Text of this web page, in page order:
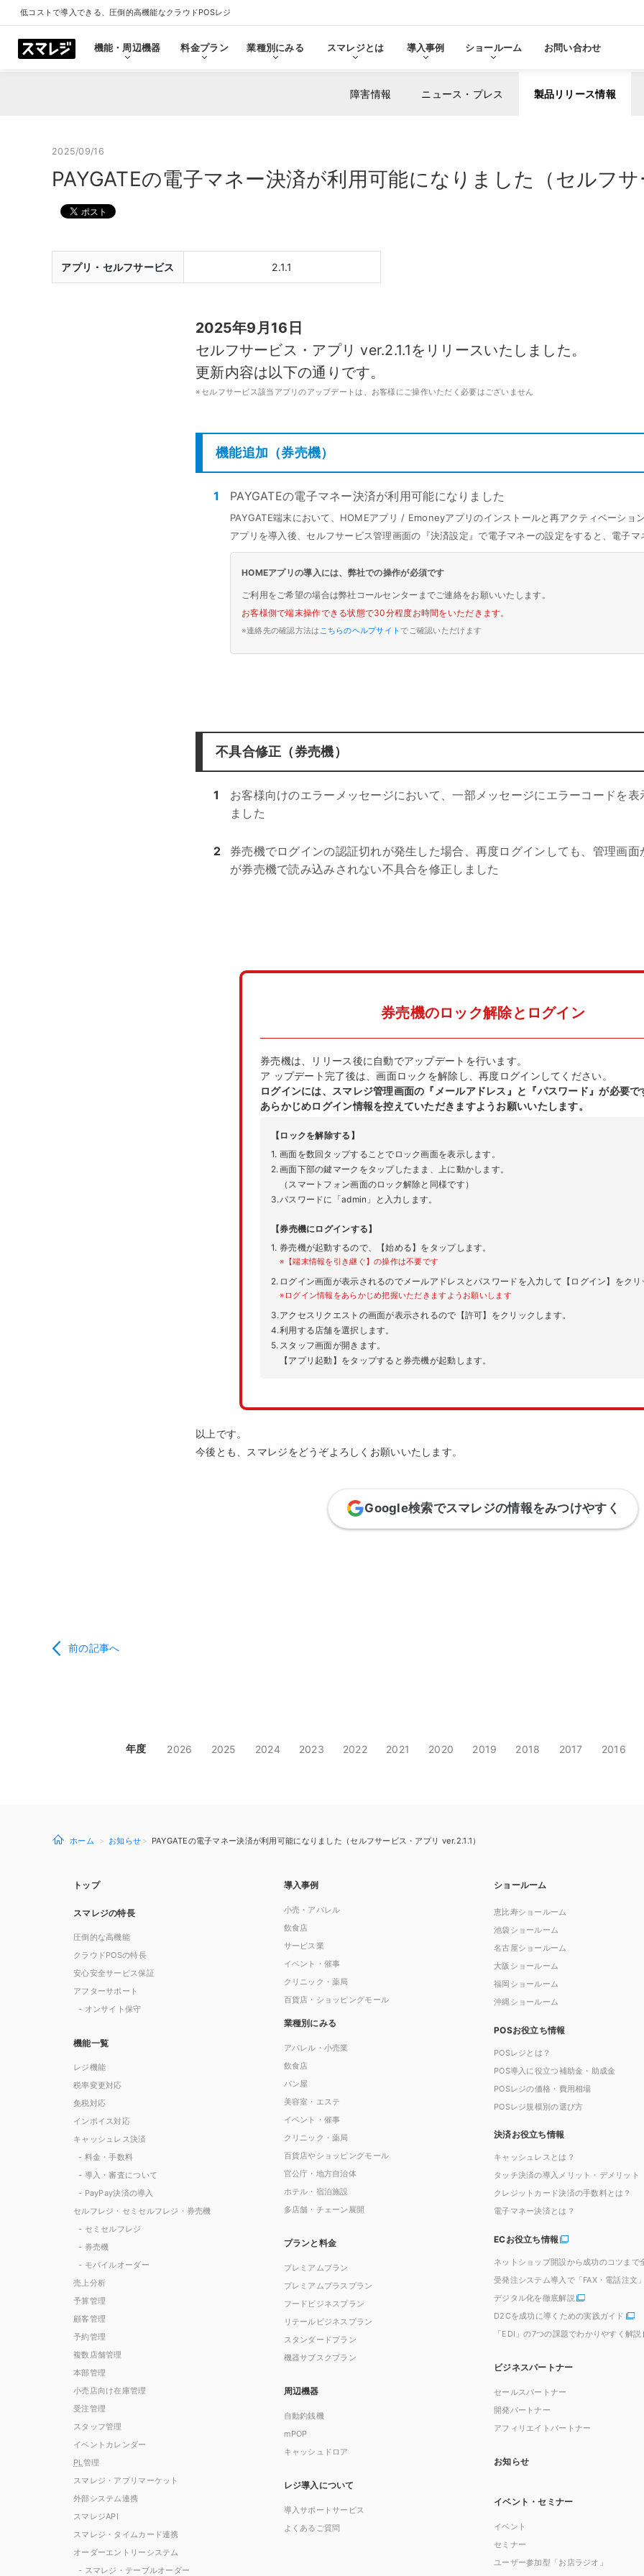
低コストで導入できる、圧倒的高機能なクラウドPOSレジ
機能・周辺機器
機能・周辺機器
キャッシュレス決済
券売機・食券機
拡張機能・
外部システム連携
スマレジ・タイムカード連携
スマレジEC
サポート機能
複数店舗管理
小売店向け在庫管理
イベントカレンダー
PL管理
料金プラン
料金プラン
プレミアムプラス プレミアム
リテールビジネス
その他サー
業種別にみる
業種別にみる
飲食店で使う クリニック・薬局で使う
美容室・エステで使う イベント・催事で使う 官公庁・地方自治体で使う
スマレジとは
スマレジとは
クラウド型POSの特長とは
安心・安全のサービス保証
導入に
導入事例
導入事例
飲食店 クリニック・薬局
イベント・催事
ル
ショールーム
ショールーム
福岡ショールーム
お問い合わせ
障害情報 ニュース・プレス 製品リリース情報
2025/09/16
PAYGATEの電子マネー決済が利用可能になりました（セルフサ
アプリ・セルフサービス 2.1.1
2025年9月16日
セルフサービス・アプリ ver.2.1.1をリリースいたしました。
更新内容は以下の通りです。
※ セルフサービス該当アプリのアップデートは、お客様にご操作いただく必要はございません
機能追加（券売機）
1 PAYGATEの電子マネー決済が利用可能になりました
PAYGATE端末において、HOMEアプリ / Emoneyアプリのインストールと再アクティベーショ
アプリを導入後、セルフサービス管理画面の『決済設定』で電子マネーの設定をすると、電子マ
HOMEアプリの導入には、弊社での操作が必須です
ご利用をご希望の場合は弊社コールセンターまでご連絡をお願いいたします。
お客様側で端末操作できる状態で30分程度お時間をいただきます。
※連絡先の確認方法は こちらのヘルプサイト でご確認いただけます
不具合修正（券売機）
1
お客様向けのエラーメッセージにおいて、一部メッセージにエラーコードを表
ました
2
券売機でログインの認証切れが発生した場合、再度ログインしても、管理画
が券売機で読み込みされない不具合を修正しました
券売機のロック解除とログイン
券売機は、リリース後に自動でアップデートを行います。
ア ップデート完了後は、画面ロックを解除し、再度ログインしてください。
ログインには、スマレジ管理画面の『メールアドレス』と『パスワード』が必要で
あらかじめログイン情報を控えていただきますようお願いいたします。
【ロックを解除する】
1. 画面を数回タップすることでロック画面を表示します。
2. 画面下部の鍵マークをタップしたまま、上に動かします。
（スマートフォン画面のロック解除と同様です）
3. パスワードに「admin」と入力します。
【券売機にログインする】
1. 券売機が起動するので、【始める】をタップします。
※ 【端末情報を引き継ぐ】の操作は不要です
2. ログイン画面が表示されるのでメールアドレスとパスワードを入力して【ログイン】をクリ
※ ログイン情報をあらかじめ把握いただきますようお願いします
3. アクセスリクエストの画面が表示されるので【許可】をクリックします。
4.利用する店舗を選択します。
5. スタッフ画面が開きます。
【アプリ起動】をタップすると券売機が起動します。
以上です。
今後とも、スマレジをどうぞよろしくお願いいたします。
Google検索でスマレジの情報をみつけやすく
前の記事へ
年度 2026 2025 2024 2023 2022 2021 2020 2019 2018 2017 2016
ホーム お知らせ PAYGATEの電子マネー決済が利用可能になりました（セルフサービス・アプリ ver.2.1.1）
トップ
スマレジの特長
圧倒的な高機能
クラウドPOSの特長
安心安全サービス保証
アフターサポート
- オンサイト保守
機能一覧
レジ機能
税率変更対応
免税対応
インボイス対応
キャッシュレス決済
- 料金・手数料
- 導入・審査について
- PayPay決済の導入
セルフレジ・セミセルフレジ・券売機
- セミセルフレジ
- 券売機
- モバイルオーダー
売上分析
予算管理
顧客管理
予約管理
複数店舗管理
本部管理
小売店向け在庫管理
受注管理
スタッフ管理
イベントカレンダー
PL管理
スマレジ・アプリマーケット
外部システム連携
スマレジAPI
スマレジ・タイムカード連携
オーダーエントリーシステム
- スマレジ・テーブルオーダー
導入事例
小売・アパレル
飲食店
サービス業
イベント・催事
クリニック・薬局
百貨店・ショッピングモール
業種別にみる
アパレル・小売業
飲食店
パン屋
美容室・エステ
イベント・催事
クリニック・薬局
百貨店やショッピングモール
官公庁・地方自治体
ホテル・宿泊施設
多店舗・チェーン展開
プランと料金
プレミアムプラン
プレミアムプラスプラン
フードビジネスプラン
リテールビジネスプラン
スタンダードプラン
機器サブスクプラン
周辺機器
自動釣銭機
mPOP
キャッシュドロア
レジ導入について
導入サポートサービス
よくあるご質問
ショールーム
恵比寿ショールーム
池袋ショールーム
名古屋ショールーム
大阪ショールーム
福岡ショールーム
沖縄ショールーム
POSお役立ち情報
POSレジとは？
POS導入に役立つ補助金・助成金
POSレジの価格・費用相場
POSレジ規模別の選び方
決済お役立ち情報
キャッシュレスとは？
タッチ決済の導入メリット・デメリット
クレジットカード決済の手数料とは？
電子マネー決済とは？
ECお役立ち情報
ネットショップ開設から成功のコツまで
受発注システム導入で「FAX・電話注文
デジタル化を徹底解説
D2Cを成功に導くための実践ガイド
「EDI」の7つの課題でわかりやすく解説
ビジネスパートナー
セールスパートナー
開発パートナー
アフィリエイトパートナー
お知らせ
イベント・セミナー
イベント
セミナー
ユーザー参加型「お店ラジオ」